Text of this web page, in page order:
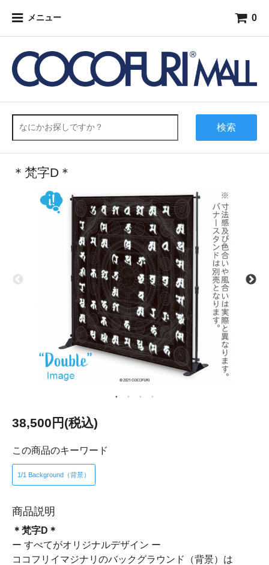
メニュー 0
検索
＊梵字D＊
38,500円(税込)
この商品のキーワード
1/1 Background（背景）
商品説明
＊梵字D＊
ー すべてがオリジナルデザイン ー
ココフリイマジナリのバックグラウンド（背景）は